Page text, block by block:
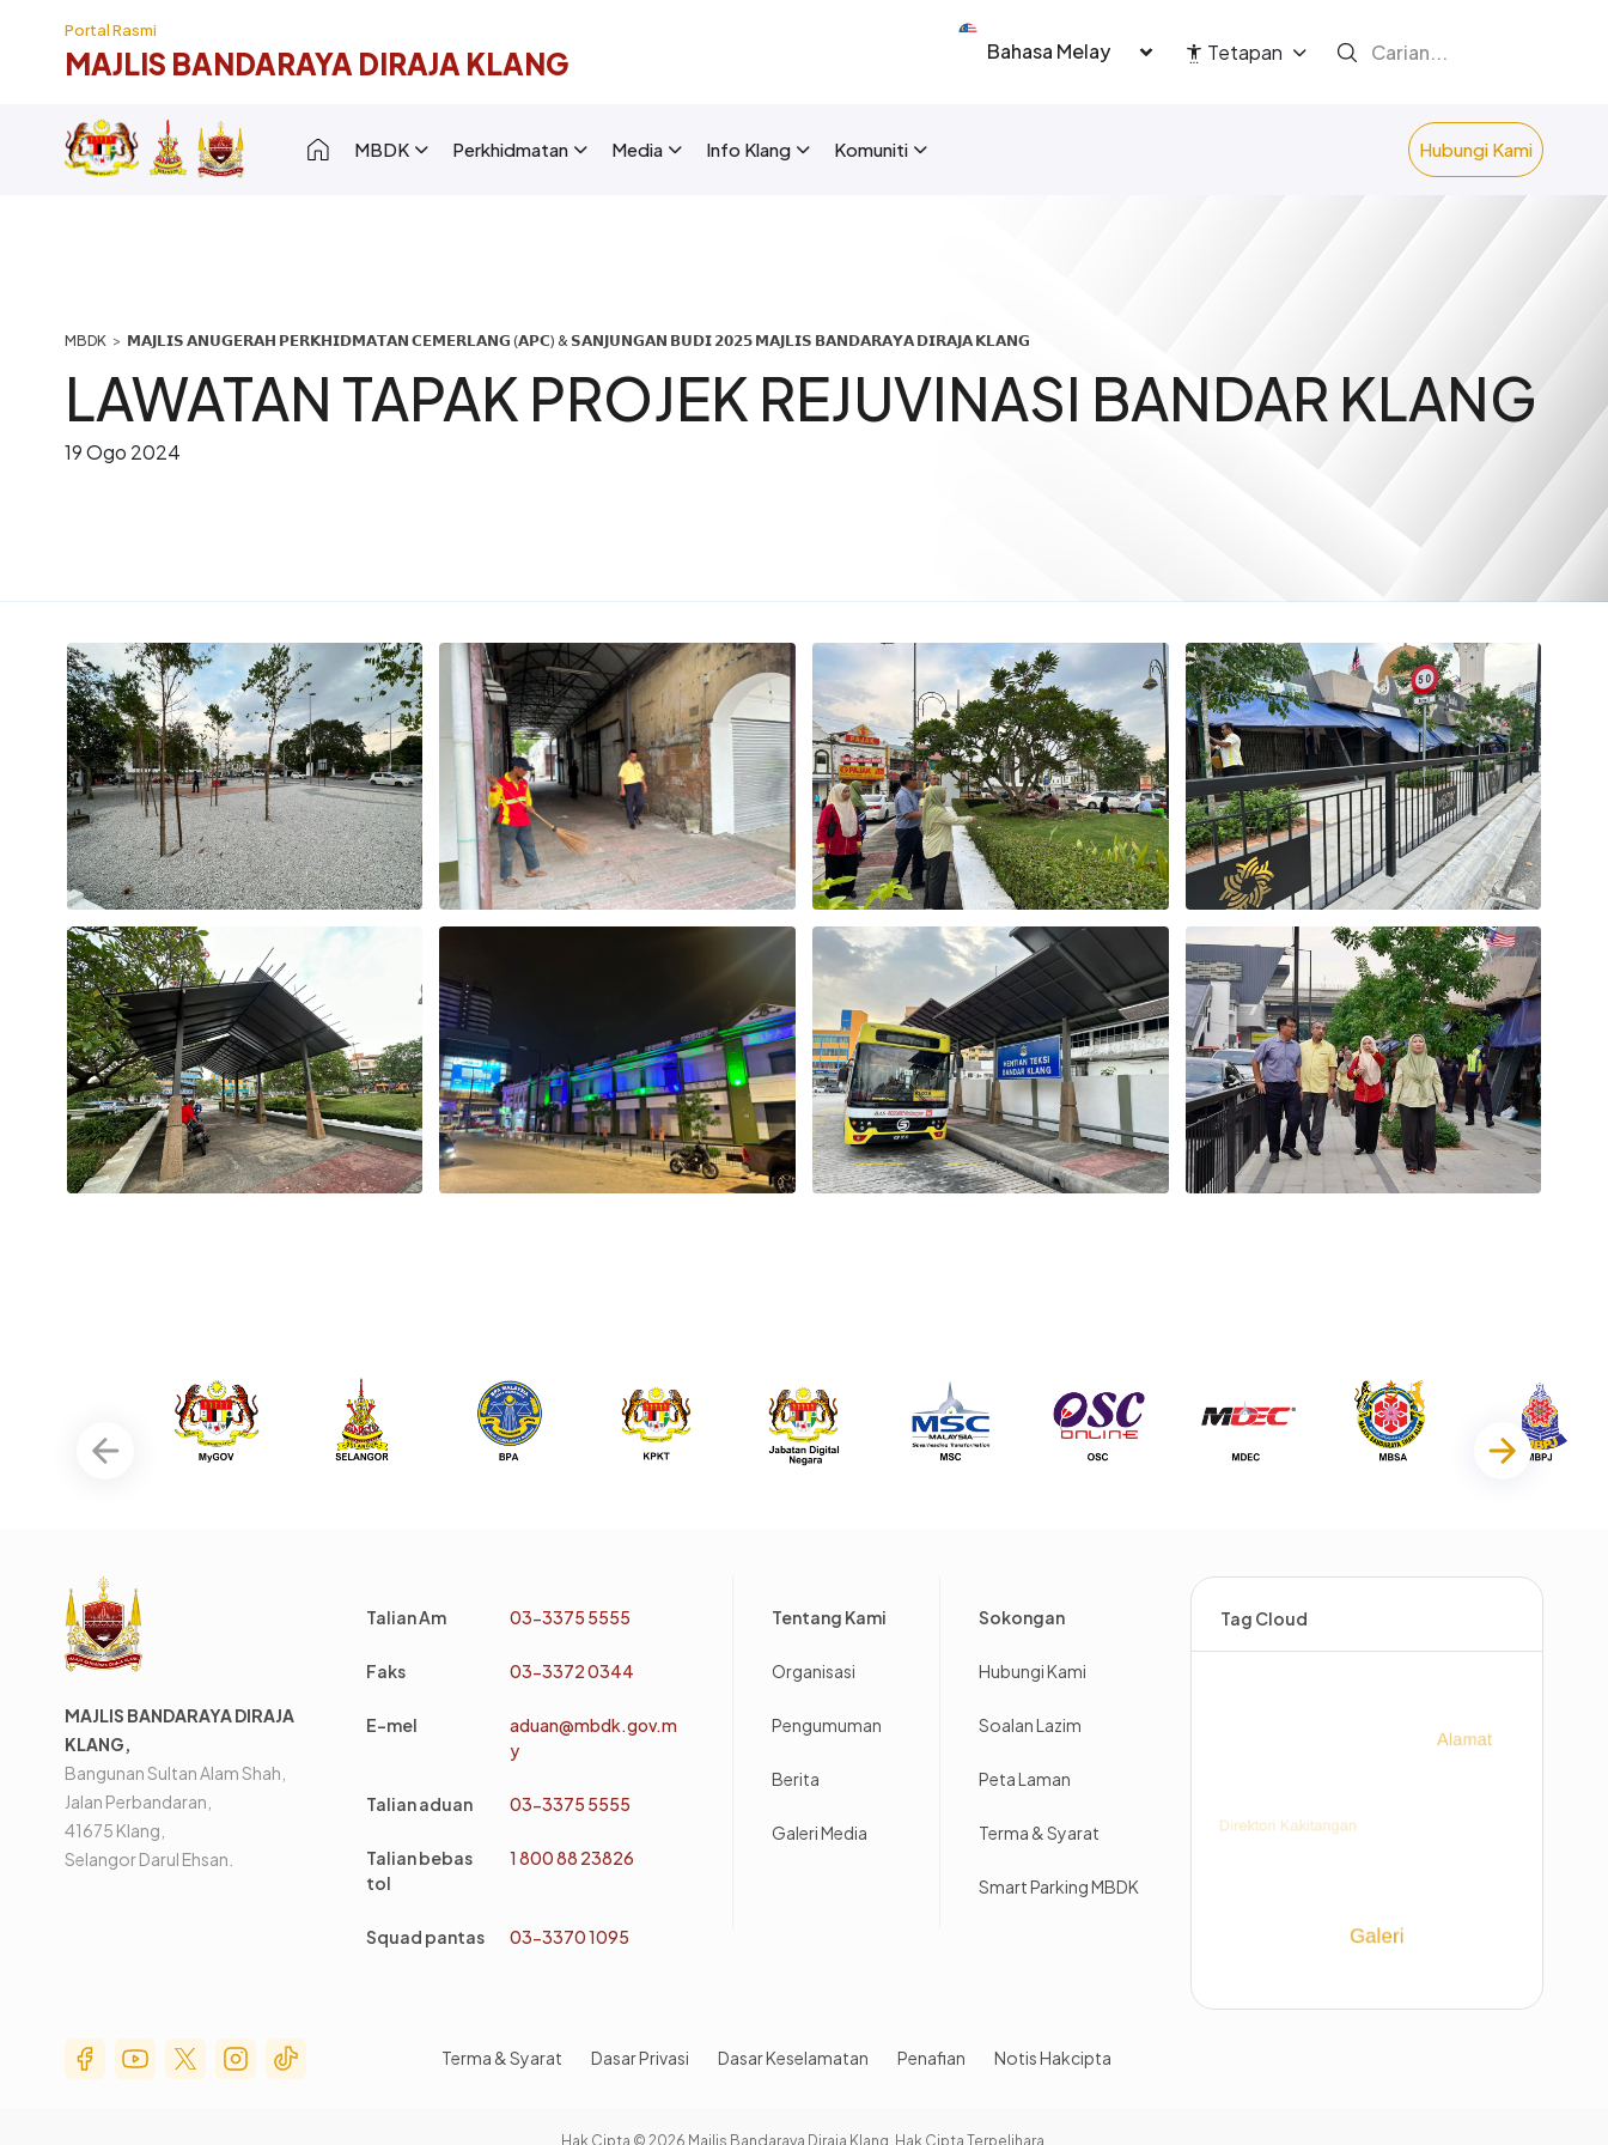
Portal Rasmi
MAJLIS BANDARAYA DIRAJA KLANG
Select your language Tetapan
Main navigation [New Layout]
MBDK Perkhidmatan Media Info Klang Komuniti Hubungi Kami
Breadcrumb
𝗠𝗔𝗝𝗟𝗜𝗦 𝗔𝗡𝗨𝗚𝗘𝗥𝗔𝗛 𝗣𝗘𝗥𝗞𝗛𝗜𝗗𝗠𝗔𝗧𝗔𝗡 𝗖𝗘𝗠𝗘𝗥𝗟𝗔𝗡𝗚 (𝗔𝗣𝗖) & 𝗦𝗔𝗡𝗝𝗨𝗡𝗚𝗔𝗡 𝗕𝗨𝗗𝗜 𝟮𝟬𝟮𝟱 𝗠𝗔𝗝𝗟𝗜𝗦 𝗕𝗔𝗡𝗗𝗔𝗥𝗔𝗬𝗔 𝗗𝗜𝗥𝗔𝗝𝗔 𝗞𝗟𝗔𝗡𝗚
LAWATAN TAPAK PROJEK REJUVINASI BANDAR KLANG
19 Ogo 2024
MAJLIS BANDARAYA DIRAJA
KLANG,
Bangunan Sultan Alam Shah,
Jalan Perbandaran,
41675 Klang,
Selangor Darul Ehsan.
Talian Am 03-3375 5555
Faks 03-3372 0344
E-mel
aduan@mbdk.gov.m
y
Talian aduan 03-3375 5555
Talian bebas
tol
1 800 88 23826
Squad pantas 03-3370 1095
Tentang Kami
Organisasi
Pengumuman
Berita
Galeri Media
Sokongan
Hubungi Kami
Soalan Lazim
Peta Laman
Terma & Syarat
Smart Parking MBDK
Tag Cloud
Social Media Menu Terma & Syarat Dasar Privasi Dasar Keselamatan Penafian Notis Hakcipta
Hak Cipta © 2026 Majlis Bandaraya Diraja Klang. Hak Cipta Terpelihara.